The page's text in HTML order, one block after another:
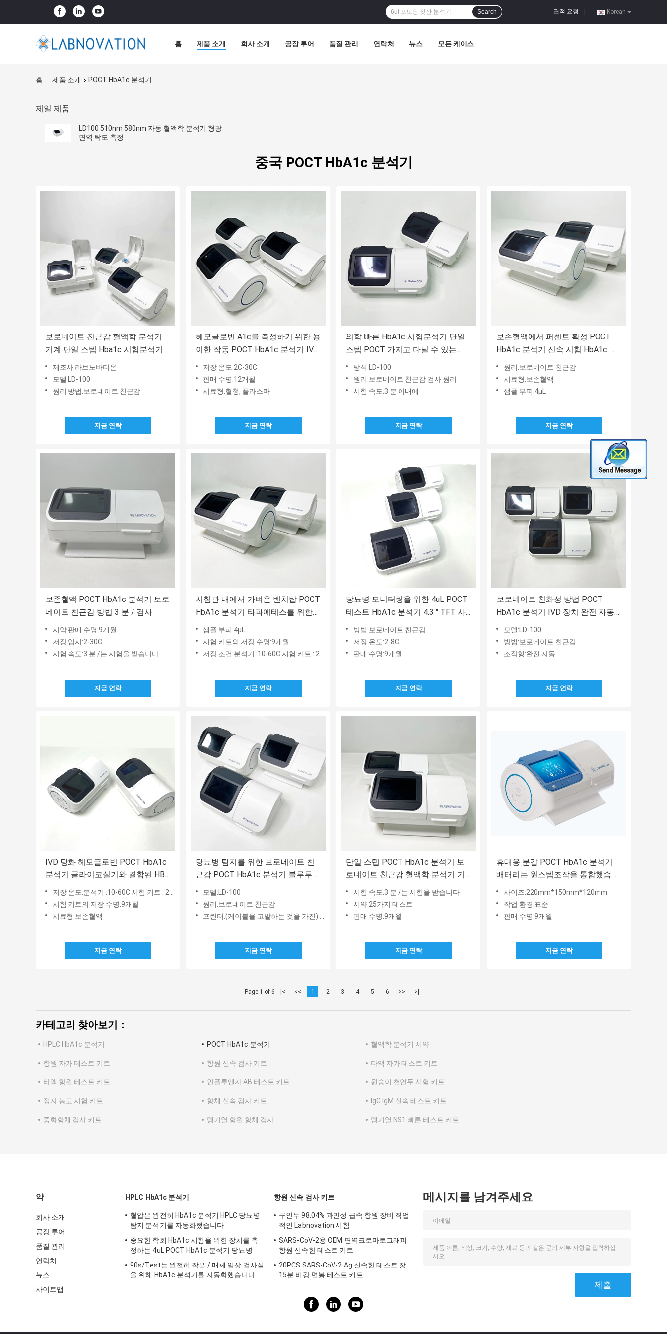
Korean
견적 요청
Search
홈 제품 소개 회사 소개 공장 투어 품질 관리 연락처 뉴스 모든 케이스
홈 제품 소개 POCT HbA1c 분석기
제일 제품
LD100 510nm 580nm 자동 혈액학 분석기 형광
면역 탁도 측정
중국 POCT HbA1c 분석기
보로네이트 친근감 혈액학 분석기
기계 단일 스텝 Hba1c 시험분석기
제조사:라브노바티온
모델:LD-100
원리 방법:보로네이트 친근감
지금 연락
헤모글로빈 A1c를 측정하기 위한 용
이한 작동 POCT HbA1c 분석기 IVD
장치
저장 온도:2C-30C
판매 수명:12개월
시료형:혈청, 플라스마
지금 연락
의학 빠른 HbA1c 시험분석기 단일
스텝 POCT 가지고 다닐 수 있는
HbA1c 분석기
방식:LD-100
원리:보로네이트 친근감 검사 원리
시험 속도:3 분 이내에
지금 연락
보존혈액에서 퍼센트 확정 POCT
HbA1c 분석기 신속 시험 HbA1c 콘
텐츠
원리:보로네이트 친근감
시료형:보존혈액
샘플 부피:4μL
지금 연락
보존혈액 POCT HbA1c 분석기 보로
네이트 친근감 방법 3 분 / 검사
시약 판매 수명:9개월
저장 임시:2-30C
시험 속도:3 분 /는 시험을 받습니다
지금 연락
시험관 내에서 가벼운 벤치탑 POCT
HbA1c 분석기 타파에테스를 위한
장치 진단상의
샘플 부피:4μL
시험 키트의 저장 수명:9개월
저장 조건:분석기 :10-60C 시험 키트 : 2~8C
지금 연락
당뇨병 모니터링을 위한 4uL POCT
테스트 HbA1c 분석기 4.3 " TFT 사
실적 칼라 디스플레이
방법:보로네이트 친근감
저장 온도:2-8C
판매 수명:9개월
지금 연락
보로네이트 친화성 방법 POCT
HbA1c 분석기 IVD 장치 완전 자동
보존혈액 샘플
모델:LD-100
방법:보로네이트 친근감
조작형:완전 자동
지금 연락
IVD 당화 헤모글로빈 POCT HbA1c
분석기 글라이코실기와 결합된 HB
가전제품
저장 온도:분석기 :10-60C 시험 키트 : 2~8C
시험 키트의 저장 수명:9개월
시료형:보존혈액
지금 연락
당뇨병 탐지를 위한 브로네이트 친
근감 POCT HbA1c 분석기 블루투스
프린터
모델:LD-100
원리:브로네이트 친근감
프린터:(케이블을 고발하는 것을 가진) 블루투스 프린터
지금 연락
단일 스텝 POCT HbA1c 분석기 보
로네이트 친근감 혈액학 분석기 기
시험 속도:3 분 /는 시험을 받습니다
시약:25가지 테스트
판매 수명:9개월
지금 연락
휴대용 분갑 POCT HbA1c 분석기
배터리는 원스텝조작을 통합했습니
사이즈:220mm*150mm*120mm
작업 환경:표준
판매 수명:9개월
지금 연락
Page 1 of 6 |< << 1 2 3 4 5 6 >> >|
카테고리 찾아보기：
HPLC HbA1c 분석기 POCT HbA1c 분석기 혈액학 분석기 시약
항원 자가 테스트 키트 항원 신속 검사 키트 타액 자가 테스트 키트
타액 항원 테스트 키트 인플루엔자 AB 테스트 키트 원숭이 천연두 시험 키트
정자 농도 시험 키트 항체 신속 검사 키트 IgG IgM 신속 테스트 키트
중화항체 검사 키트 뎅기열 항원 항체 검사 뎅기열 NS1 빠른 테스트 키트
약
회사 소개
공장 투어
품질 관리
연락처
뉴스
사이트맵
HPLC HbA1c 분석기
혈압은 완전히 HbA1c 분석기 HPLC 당뇨병
탐지 분석기를 자동화했습니다
중요한 학회 HbA1c 시험을 위한 장치를 측
정하는 4uL POCT HbA1c 분석기 당뇨병
90s/Test는 완전히 작은 / 매체 임상 검사실
을 위해 HbA1c 분석기를 자동화했습니다
항원 신속 검사 키트
구인두 98.04% 과민성 급속 항원 장비 직업
적인 Labnovation 시험
SARS-CoV-2용 OEM 면역크로마토그래피
항원 신속한 테스트 키트
20PCS SARS-CoV-2 Ag 신속한 테스트 장치
15분 비강 면봉 테스트 키트
메시지를 남겨주세요